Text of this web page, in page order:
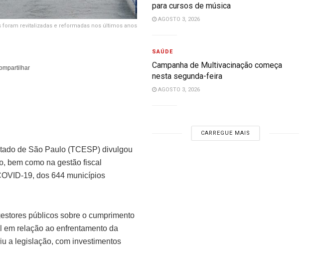
revitalizadas e reformadas nos últimos anos
de São Paulo (TCESP) divulgou
bem como na gestão fiscal
19, dos 644 municípios
públicos sobre o cumprimento
relação ao enfrentamento da
a legislação, com investimentos
para cursos de música
AGOSTO 3, 2026
SAÚDE
Campanha de Multivacinação começa
nesta segunda-feira
AGOSTO 3, 2026
CARREGUE MAIS